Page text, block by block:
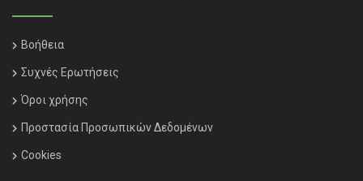
Βοήθεια
Συχνές Ερωτήσεις
Όροι χρήσης
Προστασία Προσωπικών Δεδομένων
Cookies